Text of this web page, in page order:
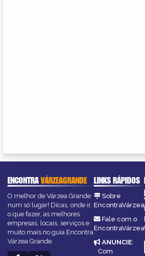
ENCONTRAVÁRZEAGRANDE
O melhor de Várzea Grande
num só lugar! Dicas, onde ir,
o que fazer, as melhores
empresas, locais, serviços e
muito mais no guia Encontra
Várzea Grande.
LINKS RÁPIDOS
Sobre
Fale com o
ANUNCIE:
Com